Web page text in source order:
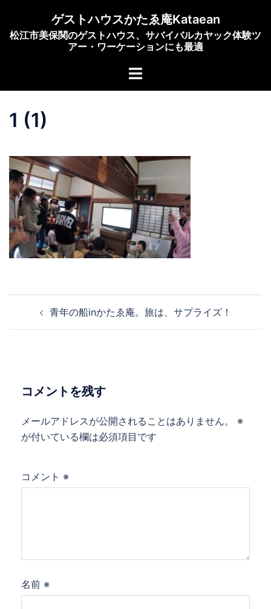
ゲストハウスかたゑ庵Kataean
松江市美保関のゲストハウス、サバイバルカヤック体験ツ
アー・ワーケーションにも最適
ト
ー
1 (1)
ョ
ン
青年の船inかたゑ庵。旅は、サプライズ！
コメントを残す
メールアドレスが公開されることはありません。
※
が付いている欄は必須項目です
コメント ※
名前 ※